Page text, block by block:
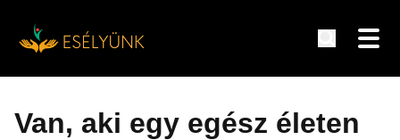
tartalomra
Van, aki egy egész életen